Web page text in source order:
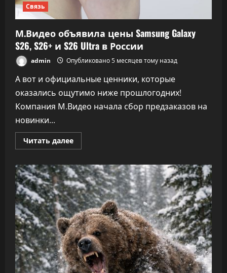
Связь
М.Видео объявила цены Samsung Galaxy
S26, S26+ и S26 Ultra в России
admin Опубликовано 5 месяцев тому назад
А вот и официальные ценники, которые
оказались ощутимо ниже прошлогодних!
Компания М.Видео начала сбор предзаказов на
новинки...
Читать далееПрочитать
больше
объявила
цены
Samsung
Galaxy
S26,
S26+
и
S26
Ultra
в
России